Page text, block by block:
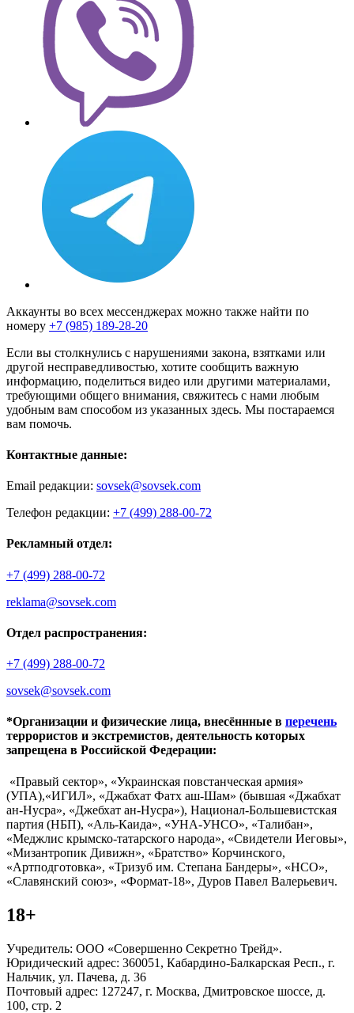
Аккаунты во всех мессенджерах можно также найти по
номеру +7 (985) 189-28-20
Если вы столкнулись с нарушениями закона, взятками или
другой несправедливостью, хотите сообщить важную
информацию, поделиться видео или другими материалами,
требующими общего внимания, свяжитесь с нами любым
удобным вам способом из указанных здесь. Мы постараемся
вам помочь.
Контактные данные:
Email редакции: sovsek@sovsek.com
Телефон редакции: +7 (499) 288-00-72
Рекламный отдел:
+7 (499) 288-00-72
reklama@sovsek.com
Отдел распространения:
+7 (499) 288-00-72
sovsek@sovsek.com
*Организации и физические лица, внесённные в перечень
террористов и экстремистов, деятельность которых
запрещена в Российской Федерации:
«Правый сектор», «Украинская повстанческая армия»
(УПА),«ИГИЛ», «Джабхат Фатх аш-Шам» (бывшая «Джабхат
ан-Нусра», «Джебхат ан-Нусра»), Национал-Большевистская
партия (НБП), «Аль-Каида», «УНА-УНСО», «Талибан»,
«Меджлис крымско-татарского народа», «Свидетели Иеговы»,
«Мизантропик Дивижн», «Братство» Корчинского,
«Артподготовка», «Тризуб им. Степана Бандеры», «НСО»,
«Славянский союз», «Формат-18», Дуров Павел Валерьевич.
18+
Учредитель: ООО «Совершенно Секретно Трейд».
Юридический адрес: 360051, Кабардино-Балкарская Респ., г.
Нальчик, ул. Пачева, д. 36
Почтовый адрес: 127247, г. Москва, Дмитровское шоссе, д.
100, стр. 2